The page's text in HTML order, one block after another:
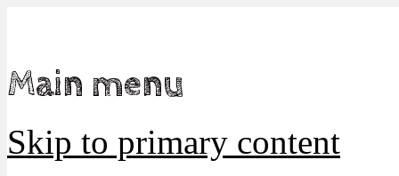
Main menu
Skip to primary content